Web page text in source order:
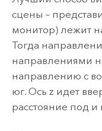
сцены –
монитор) лежит
Тогда
направлениями
направлению с
юг. Ось z идет
расстояние под